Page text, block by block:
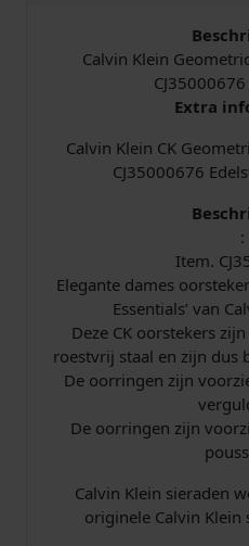
i
j
Calvin Klein
Extra
Calvin Klein CK
CJ35000676
:
Item.
Elegante dames
Essentials’ van
Deze CK oorstekers
roestvrij staal en zijn dus
De oorringen zijn
De oorringen zijn
Calvin Klein sieraden
originele Calvin Klein